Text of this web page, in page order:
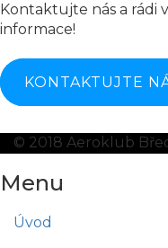
Kontaktujte nás a rádi
informace!
KONTAKTUJTE
© 2018 Aeroklub
Menu
Úvod